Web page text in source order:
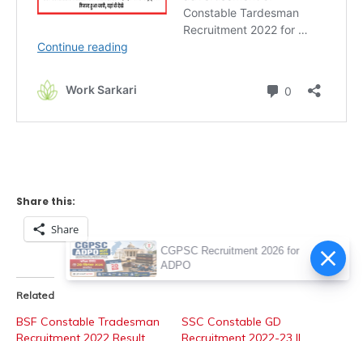
Share this:
Share
Related
BSF Constable Tradesman
Recruitment 2022 Result
SSC Constable GD
Recruitment 2022-23 ||
CGPSC Recruitment 2026 for
ADPO